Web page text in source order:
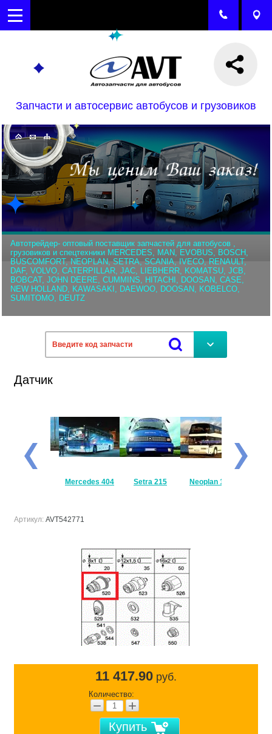
Запчасти и автосервис автобусов и грузовиков
Автотрейдер- оптовый поставщик запчастей для автобусов ,
грузовиков и спецтехники MERCEDES, MAN, EVOBUS, BOSCH,
BUSCOMFORT, NEOPLAN, SETRA, SCANIA, IVECO, RENAULT,
DAF, VOLVO, CATERPILLAR, JAC, LIEBHERR, KOMATSU, JCB,
BOBCAT, JOHN DEERE, CUMMINS, HITACHI, DOOSAN, CASE,
NEW HOLLAND, KAWASAKI, DAEWOO, DOOSAN, KOBELCO,
SUMITOMO, DEUTZ
Датчик
Mercedes 404 Setra 215 Neoplan 122
Артикул: AVT542771
11 417.90 руб.
Количество:
− +
Купить